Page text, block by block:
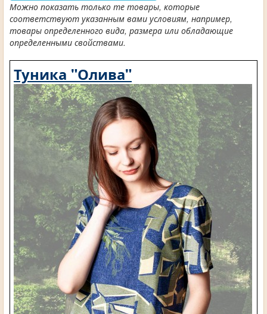
Можно показать только те товары, которые
соответствуют указанным вами условиям, например,
товары определенного вида, размера или обладающие
определенными свойствами.
Туника "Олива"